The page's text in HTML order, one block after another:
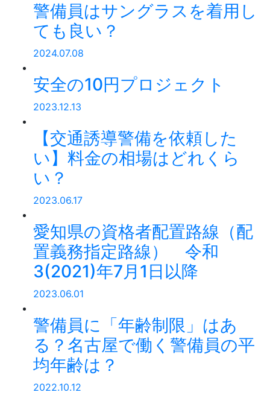
警備員はサングラスを着用し
ても良い？
2024.07.08
安全の10円プロジェクト
2023.12.13
【交通誘導警備を依頼した
い】料金の相場はどれくら
い？
2023.06.17
愛知県の資格者配置路線（配
置義務指定路線） 令和
3(2021)年7月1日以降
2023.06.01
警備員に「年齢制限」はあ
る？名古屋で働く警備員の平
均年齢は？
2022.10.12